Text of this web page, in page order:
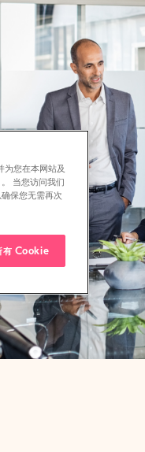
您在本网站及
当您访问我们
保您无需再次
有 Cookie